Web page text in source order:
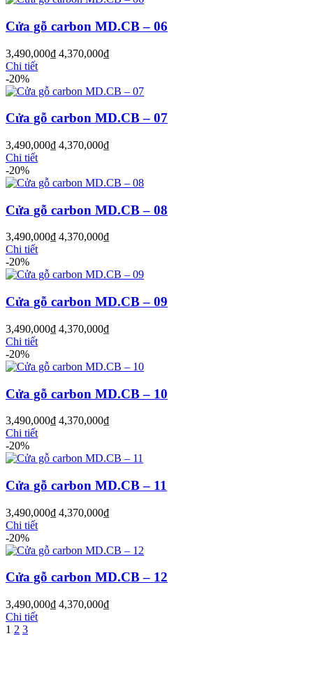
Cửa Gỗ MDF Laminate
Cửa Gỗ MDF Veneer
Cửa gỗ carbon MD.CB – 06
3,490,000₫ 4,370,000₫
Chi tiết
-20%
Cửa gỗ carbon MD.CB – 07
3,490,000₫ 4,370,000₫
Chi tiết
-20%
Cửa gỗ carbon MD.CB – 08
3,490,000₫ 4,370,000₫
Chi tiết
-20%
Cửa gỗ carbon MD.CB – 09
3,490,000₫ 4,370,000₫
Chi tiết
-20%
Cửa gỗ carbon MD.CB – 10
3,490,000₫ 4,370,000₫
Chi tiết
-20%
Cửa gỗ carbon MD.CB – 11
3,490,000₫ 4,370,000₫
Chi tiết
-20%
Cửa gỗ carbon MD.CB – 12
3,490,000₫ 4,370,000₫
Chi tiết
1 2 3